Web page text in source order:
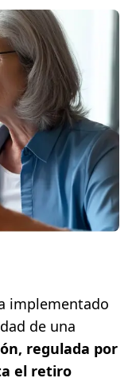
implementado
de una
regulada por
el retiro